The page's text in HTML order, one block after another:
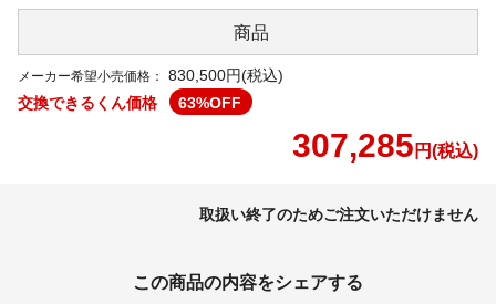
商品
メーカー希望小売価格：
830,500円(税込)
交換できるくん価格
63%OFF
307,285 円(税込)
取扱い終了のためご注文いただけません
この商品の内容をシェアする